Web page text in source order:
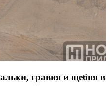
гравия и щебня в